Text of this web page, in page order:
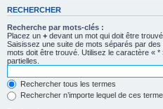
RECHERCHER
Recherche par mots-clés :
Placez un + devant un mot qui doit être
Saisissez une suite de mots séparés par des
mots doit être trouvé. Utilisez le caractère «
partielles.
Rechercher tous les termes
Rechercher n’importe lequel de ces